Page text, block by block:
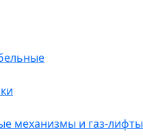
механизмы и газ-лифты